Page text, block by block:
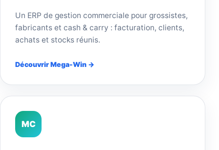
Un ERP de gestion commerciale pour grossistes,
fabricants et cash & carry : facturation, clients,
achats et stocks réunis.
Découvrir Mega-Win →
MC